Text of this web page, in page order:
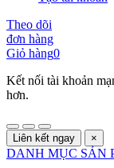
Theo dõi
đơn hàng
Giỏ hàng0
Kết nối tài khoản
hơn.
Liên kết ngay ×
DANH MỤC SẢN